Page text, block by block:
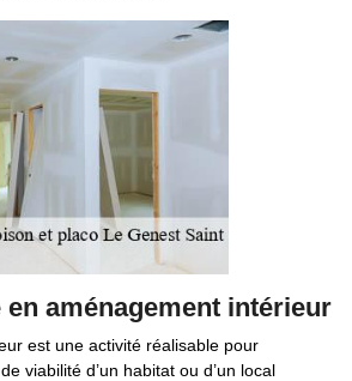
aménagement intérieur
est une activité réalisable pour
viabilité d’un habitat ou d’un local